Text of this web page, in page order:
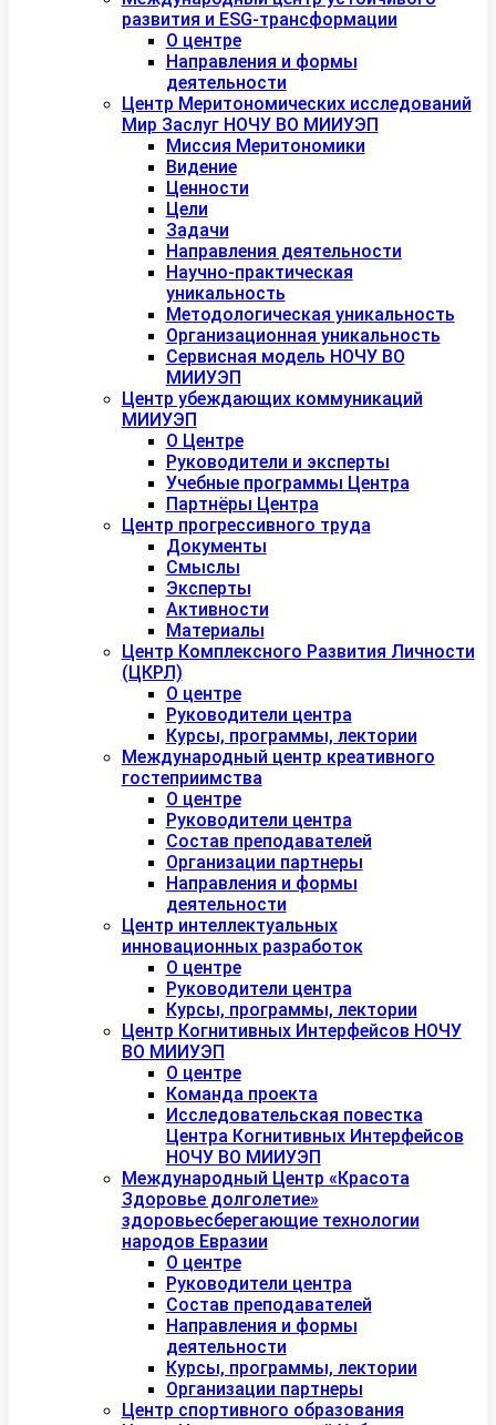
развития и ESG-трансформации
О центре
Направления и формы
деятельности
Центр Меритономических исследований
Мир Заслуг НОЧУ ВО МИИУЭП
Миссия Меритономики
Видение
Ценности
Цели
Задачи
Направления деятельности
Научно-практическая
уникальность
Методологическая уникальность
Организационная уникальность
Сервисная модель НОЧУ ВО
МИИУЭП
Центр убеждающих коммуникаций
МИИУЭП
О Центре
Руководители и эксперты
Учебные программы Центра
Партнёры Центра
Центр прогрессивного труда
Документы
Смыслы
Эксперты
Активности
Материалы
Центр Комплексного Развития Личности
(ЦКРЛ)
О центре
Руководители центра
Курсы, программы, лектории
Международный центр креативного
гостеприимства
О центре
Руководители центра
Состав преподавателей
Организации партнеры
Направления и формы
деятельности
Центр интеллектуальных
инновационных разработок
О центре
Руководители центра
Курсы, программы, лектории
Центр Когнитивных Интерфейсов НОЧУ
ВО МИИУЭП
О центре
Команда проекта
Исследовательская повестка
Центра Когнитивных Интерфейсов
НОЧУ ВО МИИУЭП
Международный Центр «Красота
Здоровье долголетие»
здоровьесберегающие технологии
народов Евразии
О центре
Руководители центра
Состав преподавателей
Направления и формы
деятельности
Курсы, программы, лектории
Организации партнеры
Центр спортивного образования